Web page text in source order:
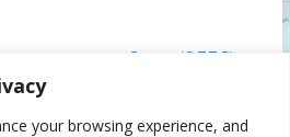
your browsing experience, and
о плавании по Дунаю (ОППД)
Дуная, 3 декабря 2018